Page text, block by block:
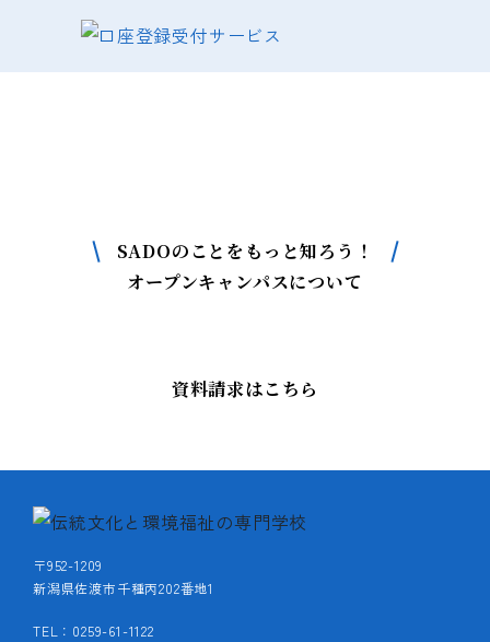
SADOのことをもっと知ろう！
オープンキャンパスについて
資料請求はこちら
〒952-1209
新潟県佐渡市千種丙202番地1
TEL：0259-61-1122